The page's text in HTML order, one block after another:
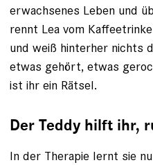
erwachsenes Leben und
rennt Lea vom
und weiß hinterher nichts
etwas gehört, etwas
ist ihr ein Rätsel.
Der Teddy hilft ihr,
In der Therapie lernt sie